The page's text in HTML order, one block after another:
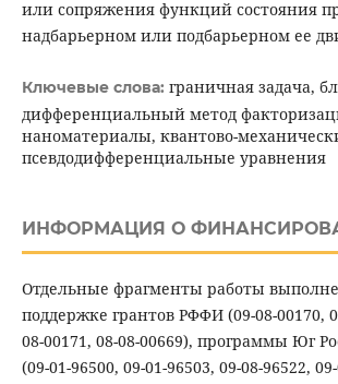
или сопряжения функций состояния
надбарьерном или подбарьерном ее
Ключевые слова: граничная задача,
дифференциальный метод
наноматериалы, квантово-
псевдодифференциальные уравнения
ИНФОРМАЦИЯ О
Отдельные фрагменты работы
поддержке грантов РФФИ (09-08-00170,
08-00171, 08-08-00669), программы Юг
(09-01-96500, 09-01-96503, 09-08-96522,